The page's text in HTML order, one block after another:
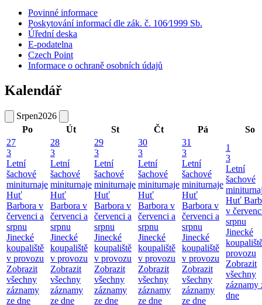
Povinné informace
Poskytování informací dle zák. č. 106⁄1999 Sb.
Úřední deska
E-podatelna
Czech Point
Informace o ochraně osobních údajů
Kalendář
Srpen2026
Po
Út St Čt Pá
So
27
3
Letní
šachové
miniturnaje
Huť
Barbora v
červenci a
srpnu
Jinecké
koupaliště
v provozu
Zobrazit
všechny
záznamy
ze dne
28
3
Letní
šachové
miniturnaje
Huť
Barbora v
červenci a
srpnu
Jinecké
koupaliště
v provozu
Zobrazit
všechny
záznamy
ze dne
29
3
Letní
šachové
miniturnaje
Huť
Barbora v
červenci a
srpnu
Jinecké
koupaliště
v provozu
Zobrazit
všechny
záznamy
ze dne
30
3
Letní
šachové
miniturnaje
Huť
Barbora v
červenci a
srpnu
Jinecké
koupaliště
v provozu
Zobrazit
všechny
záznamy
ze dne
31
3
Letní
šachové
miniturnaje
Huť
Barbora v
červenci a
srpnu
Jinecké
koupaliště
v provozu
Zobrazit
všechny
záznamy
ze dne
1
3
Letní
šachové
Huť
v
srpnu
Jinecké
provozu
Zobrazit
všechny
záznamy
dne